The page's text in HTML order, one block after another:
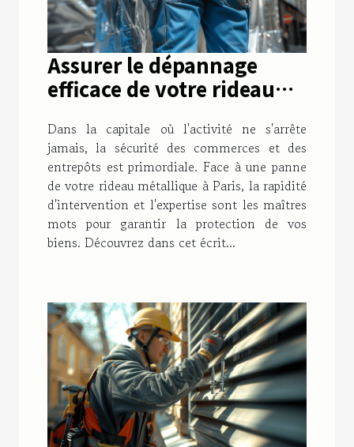
Assurer le dépannage
efficace de votre rideau
Dans la capitale où l'activité ne s'arrête
jamais, la sécurité des commerces et des
entrepôts est primordiale. Face à une panne
de votre rideau métallique à Paris, la rapidité
d'intervention et l'expertise sont les maîtres
mots pour garantir la protection de vos
biens. Découvrez dans cet écrit...